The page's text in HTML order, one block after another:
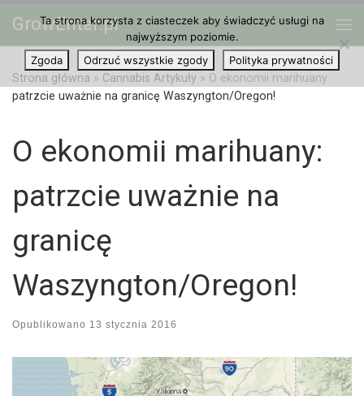
Przejdź do treści
GrowEnter.pl
Strona główna » Cannabis Artykuły » O ekonomii marihuany:
patrzcie uważnie na granicę Waszyngton/Oregon!
O ekonomii marihuany:
patrzcie uważnie na
granicę
Waszyngton/Oregon!
Opublikowano 13 stycznia 2016
Ta strona korzysta z ciasteczek aby świadczyć usługi na
najwyższym poziomie.
Zgoda
Odrzuć wszystkie zgody Polityka prywatności